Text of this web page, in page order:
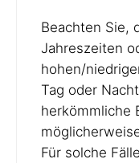
Beachten Sie,
Jahreszeiten
hohen/
Tag oder
herkömmliche
Für solche